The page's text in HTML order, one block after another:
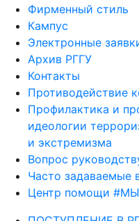
Фирменный стиль
Кампус
Электронные
Архив РГГУ
Контакты
Противодействие
Профилактика и
идеологии
и экстремизма
Вопрос
Часто задаваемые
Центр помощи